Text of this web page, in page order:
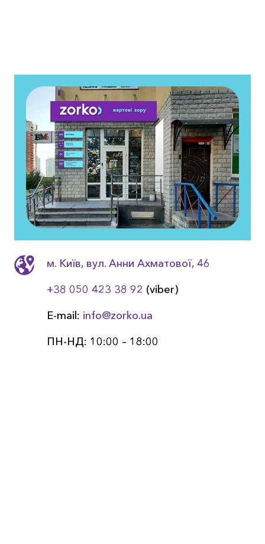
м. Київ, вул. Анни Ахматовоï, 46
+38 050 423 38 92 (viber)
E-mail: info@zorko.ua
ПН-НД: 10:00 – 18:00